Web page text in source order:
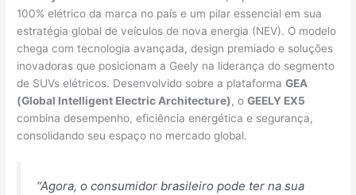
100% elétrico da marca no país e um pilar essencial em sua
estratégia global de veículos de nova energia (NEV). O modelo
chega com tecnologia avançada, design premiado e soluções
inovadoras que posicionam a Geely na liderança do segmento
de SUVs elétricos. Desenvolvido sobre a plataformaGEA
(Global Intelligent Electric Architecture), oGEELY EX5
combina desempenho, eficiência energética e segurança,
consolidando seu espaço no mercado global.
“Agora, o consumidor brasileiro pode ter na sua